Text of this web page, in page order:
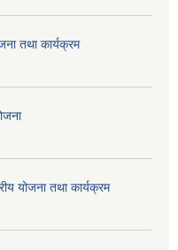
तथा कार्यक्रम
योजना तथा कार्यक्रम